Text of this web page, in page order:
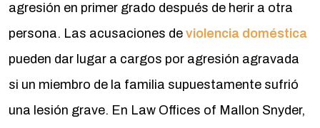
agresión en primer grado después de herir a otra
persona. Las acusaciones de violencia doméstica
pueden dar lugar a cargos por agresión agravada
si un miembro de la familia supuestamente sufrió
una lesión grave. En Law Offices of Mallon Snyder,